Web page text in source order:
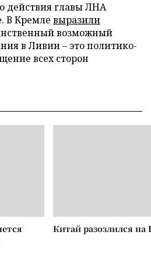
действия главы ЛНА
В Кремле выразили
возможный
в Ливии – это политико-
всех сторон
Китай разозлился на